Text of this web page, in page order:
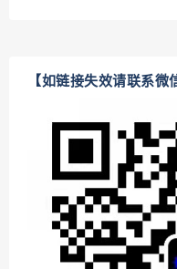
【如链接失效请联系微